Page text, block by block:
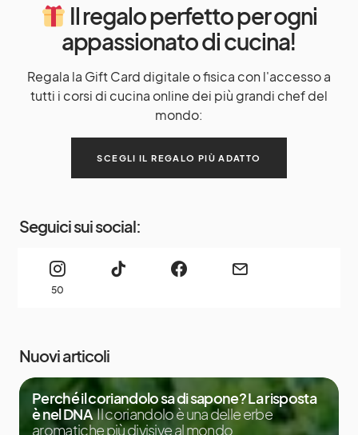
Il regalo perfetto per ogni
appassionato di cucina!
Regala la Gift Card digitale o fisica con l'accesso a
tutti i corsi di cucina online dei più grandi chef del
mondo:
SCEGLI IL REGALO PIÙ ADATTO
Seguici sui social:
50
Nuovi articoli
Perché il coriandolo sa di sapone? La risposta
è nel DNA Il coriandolo è una delle erbe
aromatiche più divisive al mondo